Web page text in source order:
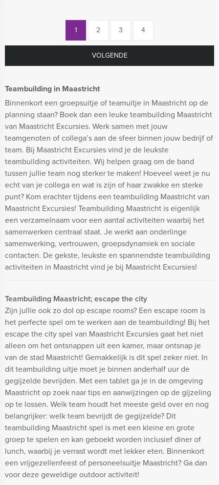
Teambuilding in Maastricht
Binnenkort een groepsuitje of teamuitje in Maastricht op de
planning staan? Boek dan een leuke teambuilding Maastricht
van Maastricht Excursies. Werk samen met jouw
teamgenoten of collega’s aan de sfeer binnen jouw bedrijf of
team. Bij Maastricht Excursies vind je de leukste
teambuilding activiteiten. Wij helpen graag om de band
tussen jullie team nog sterker te maken! Hoeveel weet je nu
echt van je collega en wat is zijn of haar zwakke en sterke
punt? Kom erachter tijdens een teambuilding Maastricht van
Maastricht Excursies! Teambuilding Maastricht is eigenlijk
een verzamelnaam voor een aantal activiteiten waarbij het
samenwerken centraal staat. Je werkt aan onderlinge
samenwerking, vertrouwen, groepsdynamiek en sociale
contacten. De gekste, leukste en spannendste teambuilding
activiteiten in Maastricht vind je bij Maastricht Excursies!
1 2 3 4
VOLGENDE
Teambuilding Maastricht; escape the city
Zijn jullie ook zo dol op escape rooms? Een escape room is
het perfecte spel om te werken aan de teambuilding! Bij het
escape the city spel van Maastricht Excursies gaat het niet
alleen om het ontsnappen uit een kamer, maar ontsnap je
van de stad Maastricht! Gemakkelijk is dit spel zeker niet. In
dit teambuilding uitje moet je binnen anderhalf uur de
gegijzelde bevrijden. Met een tablet ga je in de omgeving
Maastricht op zoek naar tips en aanwijzingen op de gijzeling
op te lossen. Welk team houdt het meeste geld over en nog
belangrijker: welk team bevrijdt de gegijzelde? Dit
teambuilding Maastricht spel is met een kleine en grote
groep te spelen en kan geboekt worden inclusief diner of
lunch, waarbij je verrast wordt met lekker eten. Binnenkort
een vrijgezellenfeest of personeelsuitje Maastricht? Ga dan
voor deze geweldige outdoor activiteit!